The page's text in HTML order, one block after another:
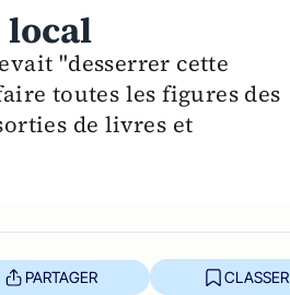
local
"desserrer cette
toutes les figures des
de livres et
PARTAGER CLASSER